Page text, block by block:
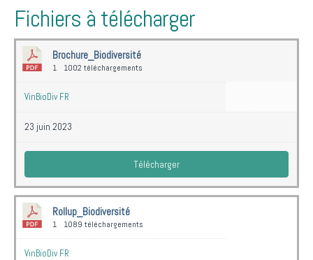
Fichiers à télécharger
Brochure_Biodiversité
1 1002 téléchargements
VinBioDiv FR
23 juin 2023
Télécharger
Rollup_Biodiversité
1 1089 téléchargements
VinBioDiv FR